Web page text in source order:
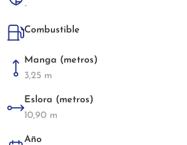
-
Combustible
Manga (metros)
3,25 m
Eslora (metros)
10,90 m
Año